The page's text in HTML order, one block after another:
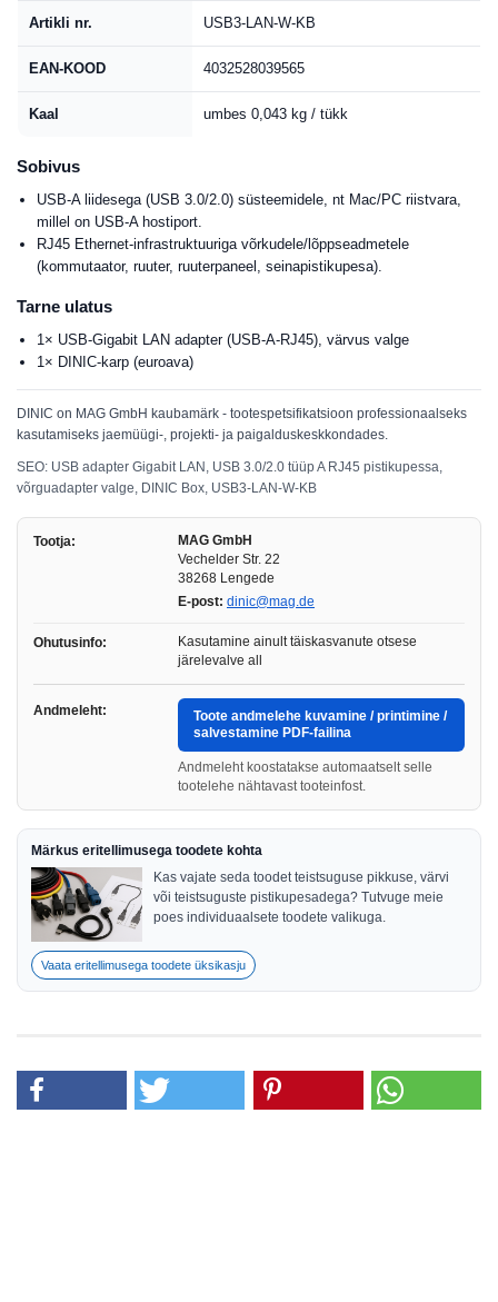
Artikli nr. USB3-LAN-W-KB
EAN-KOOD 4032528039565
Kaal umbes 0,043 kg / tükk
Sobivus
USB-A liidesega (USB 3.0/2.0) süsteemidele, nt Mac/PC riistvara,
millel on USB-A hostiport.
RJ45 Ethernet-infrastruktuuriga võrkudele/lõppseadmetele
(kommutaator, ruuter, ruuterpaneel, seinapistikupesa).
Tarne ulatus
1× USB-Gigabit LAN adapter (USB-A-RJ45), värvus valge
1× DINIC-karp (euroava)
DINIC on MAG GmbH kaubamärk - tootespetsifikatsioon professionaalseks
kasutamiseks jaemüügi-, projekti- ja paigalduskeskkondades.
SEO: USB adapter Gigabit LAN, USB 3.0/2.0 tüüp A RJ45 pistikupessa,
võrguadapter valge, DINIC Box, USB3-LAN-W-KB
Tootja:
MAG GmbH
Vechelder Str. 22
38268 Lengede
E-post: dinic@mag.de
Ohutusinfo:
Kasutamine ainult täiskasvanute otsese
järelevalve all
Andmeleht:
Toote andmelehe kuvamine / printimine /
salvestamine PDF-failina
Andmeleht koostatakse automaatselt selle
tootelehe nähtavast tooteinfost.
Märkus eritellimusega toodete kohta
Kas vajate seda toodet teistsuguse pikkuse, värvi
või teistsuguste pistikupesadega? Tutvuge meie
poes individuaalsete toodete valikuga.
Vaata eritellimusega toodete üksikasju